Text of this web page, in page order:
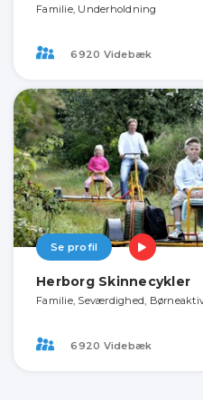
Familie, Underholdning
6920 Videbæk
Se profil
Herborg Skinnecykler
Familie, Seværdighed,
6920 Videbæk